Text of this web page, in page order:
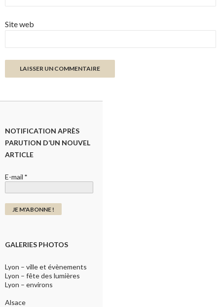
Site web
NOTIFICATION APRÈS
PARUTION D’UN NOUVEL
ARTICLE
E-mail *
GALERIES PHOTOS
Lyon – ville et évènements
Lyon – fête des lumières
Lyon – environs
Alsace